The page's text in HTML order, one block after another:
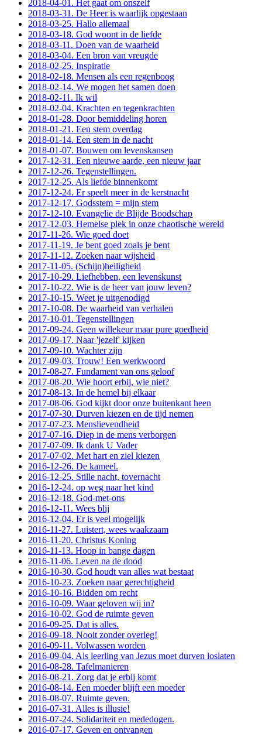
2018-04-01. Het gaat om onszelf
2018-03-31. De Heer is waarlijk opgestaan
2018-03-25. Hallo allemaal
2018-03-18. God woont in de liefde
2018-03-11. Doen van de waarheid
2018-03-04. Een bron van vreugde
2018-02-25. Inspiratie
2018-02-18. Mensen als een regenboog
2018-02-14. We mogen het samen doen
2018-02-11. Ik wil
2018-02-04. Krachten en tegenkrachten
2018-01-28. Door bemiddeling horen
2018-01-21. Een stem overdag
2018-01-14. Een stem in de nacht
2018-01-07. Bouwen om levenskansen
2017-12-31. Een nieuwe aarde, een nieuw jaar
2017-12-26. Tegenstellingen.
2017-12-25. Als liefde binnenkomt
2017-12-24. Er speelt meer in de kerstnacht
2017-12-17. Godsstem = mijn stem
2017-12-10. Evangelie de Blijde Boodschap
2017-12-03. Hemelse plek in onze chaotische wereld
2017-11-26. Wie goed doet
2017-11-19. Je bent goed zoals je bent
2017-11-12. Zoeken naar wijsheid
2017-11-05. (Schijn)heiligheid
2017-10-29. Liefhebben, een levenskunst
2017-10-22. Wie is de heer van jouw leven?
2017-10-15. Weet je uitgenodigd
2017-10-08. De waarheid van verhalen
2017-10-01. Tegenstellingen
2017-09-24. Geen willekeur maar pure goedheid
2017-09-17. Naar 'jezelf' kijken
2017-09-10. Wachter zijn
2017-09-03. Trouw! Een werkwoord
2017-08-27. Fundament van ons geloof
2017-08-20. Wie hoort erbij, wie niet?
2017-08-13. In de hemel bij elkaar
2017-08-06. God kijkt door onze buitenkant heen
2017-07-30. Durven kiezen en de tijd nemen
2017-07-23. Menslievendheid
2017-07-16. Diep in de mens verborgen
2017-07-09. Ik dank U Vader
2017-07-02. Met hart en ziel kiezen
2016-12-26. De kameel.
2016-12-25. Stille nacht, tovernacht
2016-12-24. op weg naar het kind
2016-12-18. God-met-ons
2016-12-11. Wees blij
2016-12-04. Er is veel mogelijk
2016-11-27. Luistert, wees waakzaam
2016-11-20. Christus Koning
2016-11-13. Hoop in bange dagen
2016-11-06. Leven na de dood
2016-10-30. God houdt van alles wat bestaat
2016-10-23. Zoeken naar gerechtigheid
2016-10-16. Bidden om recht
2016-10-09. Waar geloven wij in?
2016-10-02. God de ruimte geven
2016-09-25. Dat is alles.
2016-09-18. Nooit zonder overleg!
2016-09-11. Volwassen worden
2016-09-04. Als leerling van Jezus moet durven loslaten
2016-08-28. Tafelmanieren
2016-08-21. Zorg dat je erbij komt
2016-08-14. Een moeder blijft een moeder
2016-08-07. Ruimte geven.
2016-07-31. Alles is illusie!
2016-07-24. Solidariteit en mededogen.
2016-07-17. Geven en ontvangen